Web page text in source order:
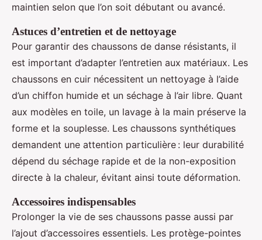
maintien selon que l’on soit débutant ou avancé.
Astuces d’entretien et de nettoyage
Pour garantir des chaussons de danse résistants, il
est important d’adapter l’entretien aux matériaux. Les
chaussons en cuir nécessitent un nettoyage à l’aide
d’un chiffon humide et un séchage à l’air libre. Quant
aux modèles en toile, un lavage à la main préserve la
forme et la souplesse. Les chaussons synthétiques
demandent une attention particulière : leur durabilité
dépend du séchage rapide et de la non-exposition
directe à la chaleur, évitant ainsi toute déformation.
Accessoires indispensables
Prolonger la vie de ses chaussons passe aussi par
l’ajout d’accessoires essentiels. Les protège-pointes